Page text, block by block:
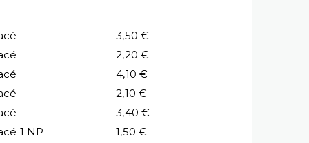
3,50 €
2,20 €
4,10 €
2,10 €
3,40 €
1 NP
1,50 €